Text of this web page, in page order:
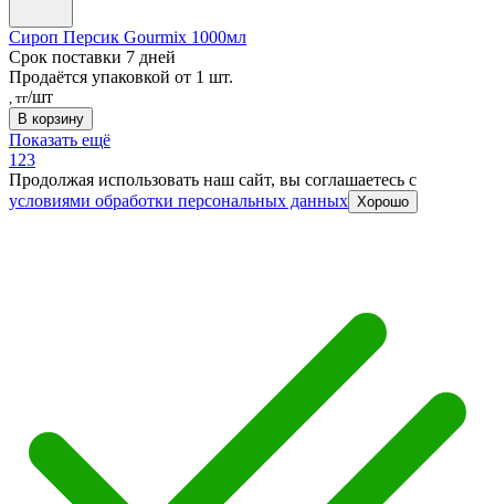
Сироп Персик Gourmix 1000мл
Срок поставки 7 дней
Продаётся упаковкой от 1 шт.
, тг/шт
В корзину
Показать ещё
1 23
Продолжая использовать наш сайт, вы соглашаетесь c
условиями обработки персональных данных Хорошо